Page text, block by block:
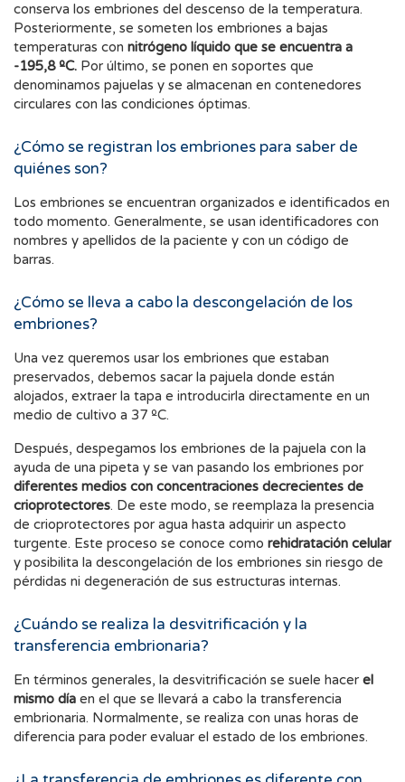
conserva los embriones del descenso de la temperatura.
Posteriormente, se someten los embriones a bajas
temperaturas con nitrógeno líquido que se encuentra a
-195,8 ºC. Por último, se ponen en soportes que
denominamos pajuelas y se almacenan en contenedores
circulares con las condiciones óptimas.
¿Cómo se registran los embriones para saber de
quiénes son?
Los embriones se encuentran organizados e identificados en
todo momento. Generalmente, se usan identificadores con
nombres y apellidos de la paciente y con un código de
barras.
¿Cómo se lleva a cabo la descongelación de los
embriones?
Una vez queremos usar los embriones que estaban
preservados, debemos sacar la pajuela donde están
alojados, extraer la tapa e introducirla directamente en un
medio de cultivo a 37 ºC.
Después, despegamos los embriones de la pajuela con la
ayuda de una pipeta y se van pasando los embriones por
diferentes medios con concentraciones decrecientes de
crioprotectores. De este modo, se reemplaza la presencia
de crioprotectores por agua hasta adquirir un aspecto
turgente. Este proceso se conoce como rehidratación celular
y posibilita la descongelación de los embriones sin riesgo de
pérdidas ni degeneración de sus estructuras internas.
¿Cuándo se realiza la desvitrificación y la
transferencia embrionaria?
En términos generales, la desvitrificación se suele hacer el
mismo día en el que se llevará a cabo la transferencia
embrionaria. Normalmente, se realiza con unas horas de
diferencia para poder evaluar el estado de los embriones.